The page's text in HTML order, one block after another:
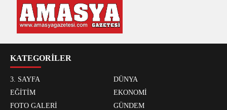
KATEGORİLER
3. SAYFA
DÜNYA
EĞİTİM
EKONOMİ
FOTO GALERİ
GÜNDEM